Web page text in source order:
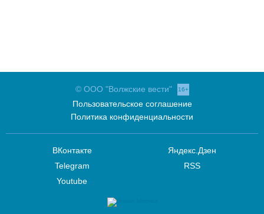
© ООО "Волжские вести" 16+
Пользовательское соглашение
Политика конфиденциальности
ВКонтакте
Telegram
Youtube
Яндекс.Дзен
RSS